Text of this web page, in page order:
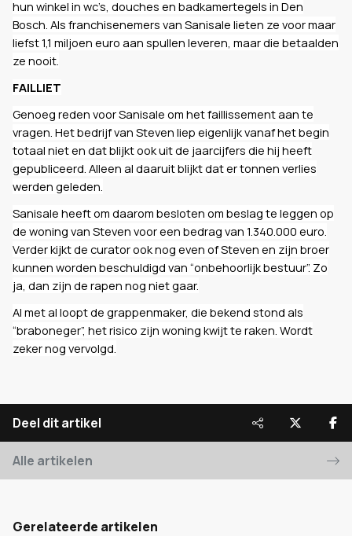
hun winkel in wc’s, douches en badkamertegels in Den
Bosch. Als franchisenemers van Sanisale lieten ze voor maar
liefst 1,1 miljoen euro aan spullen leveren, maar die betaalden
ze nooit.
FAILLIET
Genoeg reden voor Sanisale om het faillissement aan te
vragen. Het bedrijf van Steven liep eigenlijk vanaf het begin
totaal niet en dat blijkt ook uit de jaarcijfers die hij heeft
gepubliceerd. Alleen al daaruit blijkt dat er tonnen verlies
werden geleden.
Sanisale heeft om daarom besloten om beslag te leggen op
de woning van Steven voor een bedrag van 1.340.000 euro.
Verder kijkt de curator ook nog even of Steven en zijn broer
kunnen worden beschuldigd van “onbehoorlijk bestuur”. Zo
ja, dan zijn de rapen nog niet gaar.
Al met al loopt de grappenmaker, die bekend stond als
“braboneger”, het risico zijn woning kwijt te raken. Wordt
zeker nog vervolgd.
Deel dit artikel
Alle artikelen
Gerelateerde artikelen